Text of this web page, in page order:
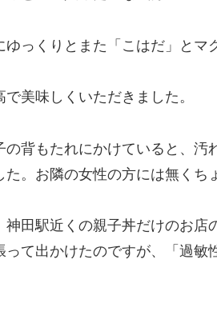
っくりとまた「こはだ」とマ
美味しくいただきました。
背もたれにかけていると、汚
。お隣の女性の方には無くち
田駅近くの親子丼だけのお店
て出かけたのですが、「過敏